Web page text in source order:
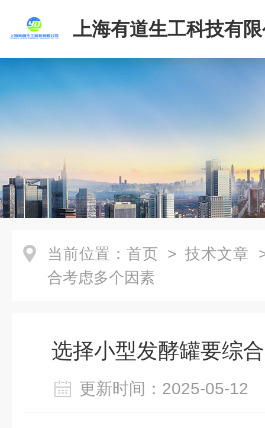
上海有道生工科技有
当前位置： 首页 > 技术文章
合考虑多个因素
选择小型发酵罐要综
更新时间：2025-05-